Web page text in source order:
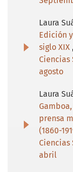
Laura
Edición
siglo XIX ,
Ciencias
agosto
Laura
prensa
(1860-
Ciencias
abril